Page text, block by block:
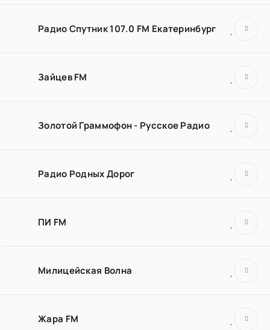
Радио Спутник 107.0 FM Екатеринбург
Зайцев FM
Золотой Граммофон - Русское Радио
Радио Родных Дорог
ПИ FM
Милицейская Волна
Жара FM